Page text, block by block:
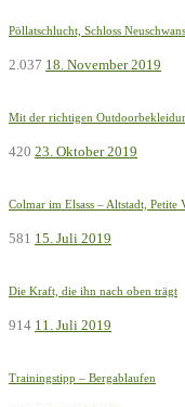
Pöllatschlucht, Schloss
2.037 18. November 2019
Mit der richtigen
420 23. Oktober 2019
Colmar im Elsass – Altstadt, Petite
581 15. Juli 2019
Die Kraft, die ihn nach oben trägt
914 11. Juli 2019
Trainingstipp – Bergablaufen